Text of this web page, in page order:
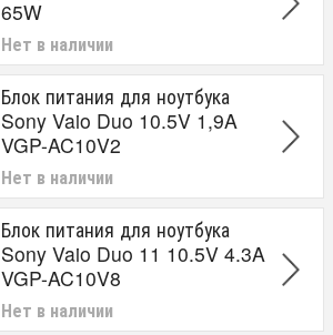
65W
Нет в наличии
Блок питания для ноутбука
Sony Vaio Duo 10.5V 1,9A
VGP-AC10V2
Нет в наличии
Блок питания для ноутбука
Sony Vaio Duo 11 10.5V 4.3A
VGP-AC10V8
Нет в наличии